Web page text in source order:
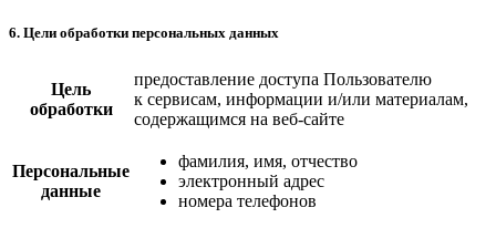
6. Цели обработки персональных данных
Цель
обработки
предоставление доступа Пользователю
к сервисам, информации и/или материалам,
содержащимся на веб-сайте
Персональные
данные
фамилия, имя, отчество
электронный адрес
номера телефонов